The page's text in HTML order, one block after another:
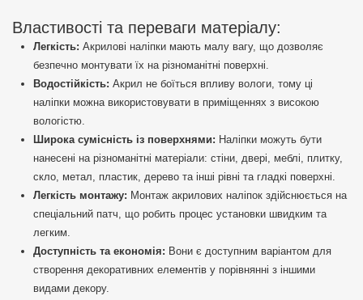
Властивості та переваги матеріалу:
Легкість: Акрилові наліпки мають малу вагу, що дозволяє
безпечно монтувати їх на різноманітні поверхні.
Водостійкість: Акрил не боїться впливу вологи, тому ці
наліпки можна використовувати в приміщеннях з високою
вологістю.
Широка сумісність із поверхнями: Наліпки можуть бути
нанесені на різноманітні матеріали: стіни, двері, меблі, плитку,
скло, метал, пластик, дерево та інші рівні та гладкі поверхні.
Легкість монтажу: Монтаж акрилових наліпок здійснюється на
спеціальний патч, що робить процес установки швидким та
легким.
Доступність та економія: Вони є доступним варіантом для
створення декоративних елементів у порівнянні з іншими
видами декору.